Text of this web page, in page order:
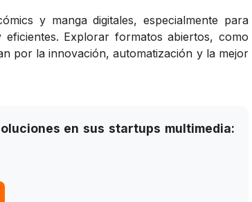
y manga digitales, especialmente para
Explorar formatos abiertos, como
por la innovación, automatización y la mejor
en sus startups multimedia: